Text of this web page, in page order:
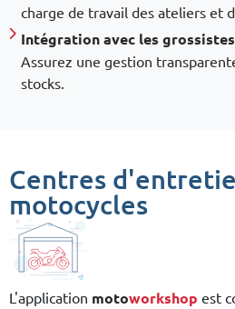
charge de travail des ateliers et
Intégration avec les
Assurez une gestion
stocks.
Centres
motocycles
L'application motoworkshop est